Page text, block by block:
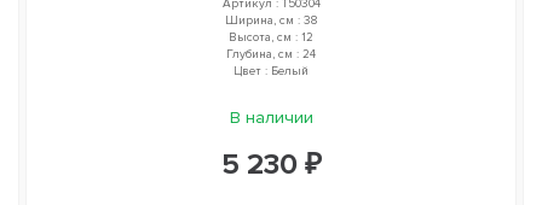
Артикул : T50304
Ширина, см : 38
Высота, см : 12
Глубина, см : 24
Цвет : Белый
В наличии
5 230 ₽